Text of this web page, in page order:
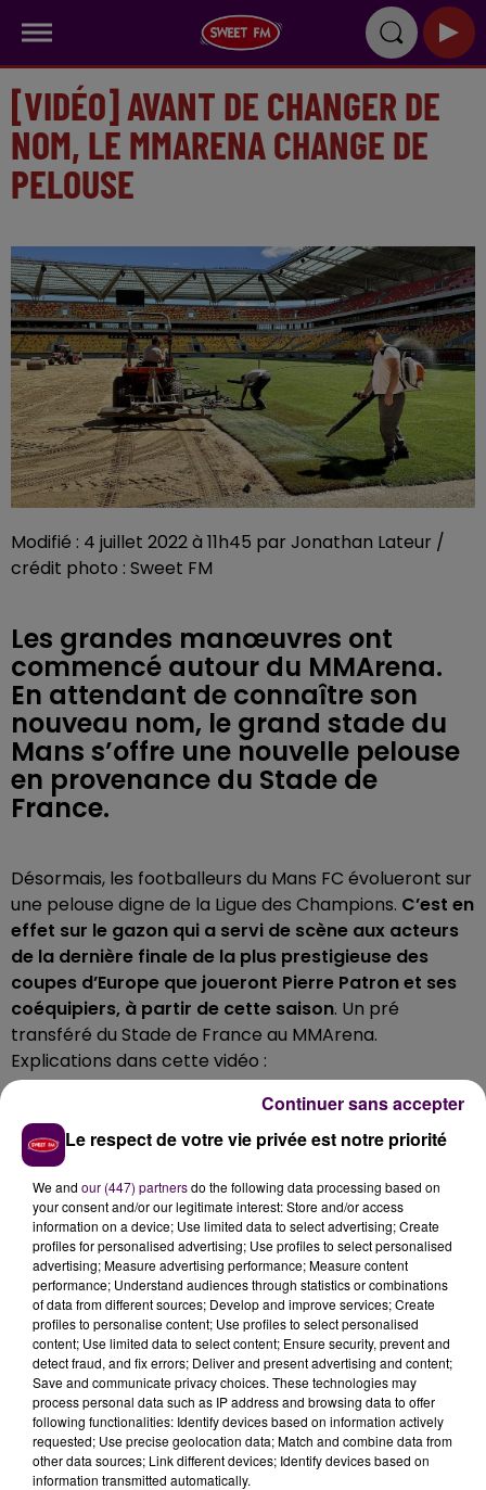
[VIDÉO] AVANT DE CHANGER DE
NOM, LE MMARENA CHANGE DE
PELOUSE
Modifié : 4 juillet 2022 à 11h45 par Jonathan Lateur /
crédit photo : Sweet FM
Les grandes manœuvres ont
commencé autour du MMArena.
En attendant de connaître son
nouveau nom, le grand stade du
Mans s’offre une nouvelle pelouse
en provenance du Stade de
France.
Désormais, les footballeurs du Mans FC évolueront sur
une pelouse digne de la Ligue des Champions. C’est en
effet sur le gazon qui a servi de scène aux acteurs
de la dernière finale de la plus prestigieuse des
coupes d’Europe que joueront Pierre Patron et ses
coéquipiers, à partir de cette saison. Un pré
transféré du Stade de France au MMArena.
Explications dans cette vidéo :
Cet élément est masqué compte-tenu du refus
du dépôt de cookies que vous avez exprimé. Si
vous souhaitez l'afficher, merci de nous donner
votre accord en cliquant sur le bouton ci-
dessous.
Afficher l'élément
Le respect de votre vie privée est notre priorité
We and our (447) partnersdo the following data processing based on
your consent and/or our legitimate interest: Store and/or access
information on a device; Use limited data to select advertising; Create
profiles for personalised advertising; Use profiles to select personalised
advertising; Measure advertising performance; Measure content
performance; Understand audiences through statistics or combinations
of data from different sources; Develop and improve services; Create
profiles to personalise content; Use profiles to select personalised
content; Use limited data to select content; Ensure security, prevent and
detect fraud, and fix errors; Deliver and present advertising and content;
Save and communicate privacy choices. These technologies may
process personal data such as IP address and browsing data to offer
following functionalities: Identify devices based on information actively
requested; Use precise geolocation data; Match and combine data from
other data sources; Link different devices; Identify devices based on
information transmitted automatically.
Continuer sans accepter